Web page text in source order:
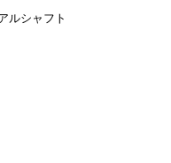
ルシャフト